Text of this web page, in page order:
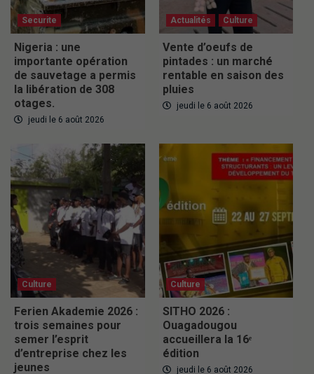
Securite
Nigeria : une
importante opération
de sauvetage a permis
la libération de 308
otages.
jeudi le 6 août 2026
Actualités Culture
Vente d’oeufs de
pintades : un marché
rentable en saison des
pluies
jeudi le 6 août 2026
Culture
Ferien Akademie 2026 :
trois semaines pour
semer l’esprit
d’entreprise chez les
jeunes
Culture
SITHO 2026 :
Ouagadougou
accueillera la 16ᵉ
édition
jeudi le 6 août 2026